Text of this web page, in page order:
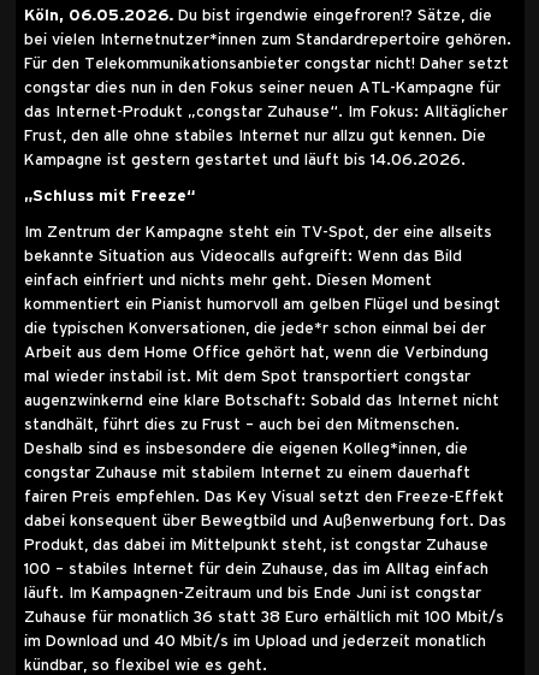
Köln, 06.05.2026. Du bist irgendwie eingefroren!? Sätze, die
bei vielen Internetnutzer*innen zum Standardrepertoire gehören.
Für den Telekommunikationsanbieter congstar nicht! Daher setzt
congstar dies nun in den Fokus seiner neuen ATL-Kampagne für
das Internet-Produkt „congstar Zuhause“. Im Fokus: Alltäglicher
Frust, den alle ohne stabiles Internet nur allzu gut kennen. Die
Kampagne ist gestern gestartet und läuft bis 14.06.2026.
„Schluss mit Freeze“
Im Zentrum der Kampagne steht ein TV-Spot, der eine allseits
bekannte Situation aus Videocalls aufgreift: Wenn das Bild
einfach einfriert und nichts mehr geht. Diesen Moment
kommentiert ein Pianist humorvoll am gelben Flügel und besingt
die typischen Konversationen, die jede*r schon einmal bei der
Arbeit aus dem Home Office gehört hat, wenn die Verbindung
mal wieder instabil ist. Mit dem Spot transportiert congstar
augenzwinkernd eine klare Botschaft: Sobald das Internet nicht
standhält, führt dies zu Frust – auch bei den Mitmenschen.
Deshalb sind es insbesondere die eigenen Kolleg*innen, die
congstar Zuhause mit stabilem Internet zu einem dauerhaft
fairen Preis empfehlen. Das Key Visual setzt den Freeze-Effekt
dabei konsequent über Bewegtbild und Außenwerbung fort. Das
Produkt, das dabei im Mittelpunkt steht, ist congstar Zuhause
100 – stabiles Internet für dein Zuhause, das im Alltag einfach
läuft. Im Kampagnen-Zeitraum und bis Ende Juni ist congstar
Zuhause für monatlich 36 statt 38 Euro erhältlich mit 100 Mbit/s
im Download und 40 Mbit/s im Upload und jederzeit monatlich
kündbar, so flexibel wie es geht.